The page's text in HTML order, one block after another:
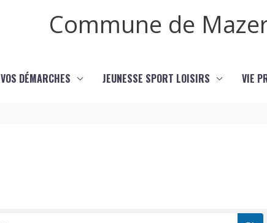
Commune de
VOS DÉMARCHES JEUNESSE SPORT LOISIRS VIE